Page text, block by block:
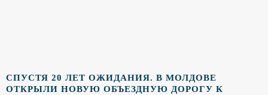
СПУСТЯ 20 ЛЕТ ОЖИДАНИЯ. В МОЛДОВЕ
ОТКРЫЛИ НОВУЮ ОБЪЕЗДНУЮ ДОРОГУ К